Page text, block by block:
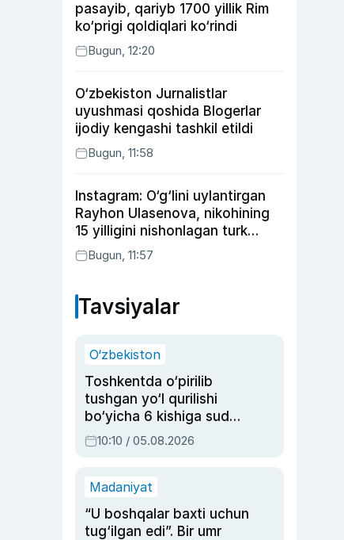
pasayib, qariyb 1700 yillik Rim
ko‘prigi qoldiqlari ko‘rindi
Bugun, 12:20
O‘zbekiston Jurnalistlar
uyushmasi qoshida Blogerlar
ijodiy kengashi tashkil etildi
Bugun, 11:58
Instagram: O‘g‘lini uylantirgan
Rayhon Ulasenova, nikohining
15 yilligini nishonlagan turk
aktyorlari va Kamelot qasriga
sayohat qilgan Zebo Rahimova
Bugun, 11:57
Tavsiyalar
O‘zbekiston
Toshkentda o‘pirilib
tushgan yo‘l qurilishi
bo‘yicha 6 kishiga sud
hukmi o‘qildi
10:10 / 05.08.2026
Madaniyat
“U boshqalar baxti uchun
tug‘ilgan edi”. Bir umr